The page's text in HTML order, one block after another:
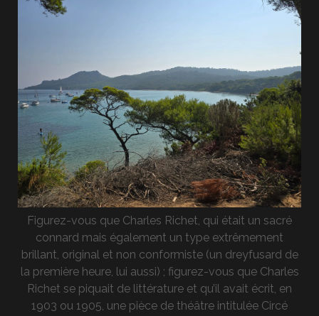
Figurez-vous que Charles Richet, qui était un sacré
connard mais également un type extrêmement
brillant, original et non conformiste (un dreyfusard de
la première heure, lui aussi) ; figurez-vous que Charles
Richet se piquait de littérature et qu’il avait écrit, en
1903 ou 1905, une pièce de théâtre intitulée Circé